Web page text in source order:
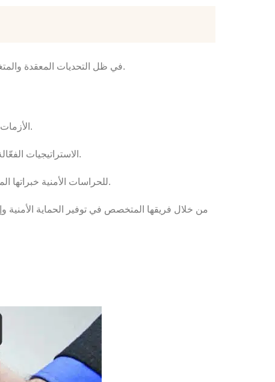
في ظل التحديات المعقدة والمتغيرة التي تواجهها المؤسسات اليوم، تبرز أهمية تطوير استراتيجيات فعّالة لإدارة الأزمات كأحد أهم عوامل النجاح والاستمرارية.
الأزمات قد تأتي في أشكال متعددة، من التهديدات الأمنية إلى الكوارث الطبيعية، مما يتطلب نهجاً منهجياً وشاملاً للتعامل معها بفعالية.
الاستراتيجيات الفعّالة لإدارة الأزمات تشمل تحليل المخاطر بدقة، وضع خطط طوارئ محكمة، وتدريب الموظفين لضمان استجابة سريعة ومنسقة.
للحراسات الأمنية خبراتها المتقدمة في توفير حلول أمان شاملة تساعد المؤسسات على تعزيز قدراتها في إدارة الأزمات.
من خلال فريقها المتخصص في توفير الحماية الأمنية